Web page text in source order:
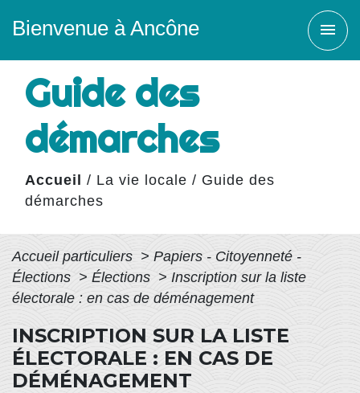
Bienvenue à Ancône menu
Guide des
démarches
Accueil / La vie locale / Guide des
démarches
Accueil particuliers > Papiers - Citoyenneté -
Élections > Élections > Inscription sur la liste
électorale : en cas de déménagement
INSCRIPTION SUR LA LISTE
ÉLECTORALE : EN CAS DE
DÉMÉNAGEMENT